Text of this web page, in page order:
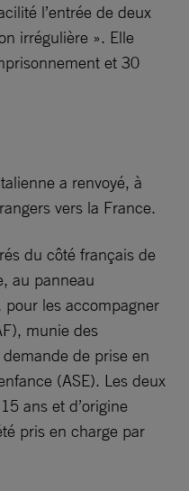
l’entrée de deux
irrégulière ». Elle
et 30
a renvoyé, à
vers la France.
du côté français de
au panneau
pour les accompagner
munie des
de prise en
(ASE). Les deux
ans et d’origine
pris en charge par